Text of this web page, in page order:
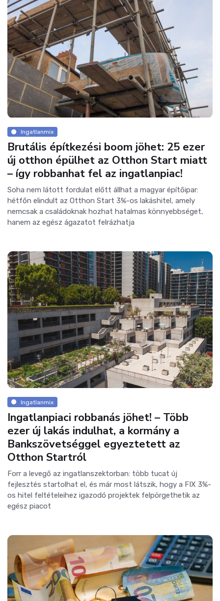
Ingatlanmix
Brutális építkezési boom jöhet: 25 ezer
új otthon épülhet az Otthon Start miatt
– így robbanhat fel az ingatlanpiac!
Soha nem látott fordulat előtt állhat a magyar építőipar:
hétfőn elindult az Otthon Start 3%-os lakáshitel, amely
nemcsak a családoknak hozhat hatalmas könnyebbséget,
hanem az egész ágazatot felrázhatja
Ingatlanmix
Ingatlanpiaci robbanás jöhet! – Több
ezer új lakás indulhat, a kormány a
Bankszövetséggel egyeztetett az
Otthon Startról
Forr a levegő az ingatlanszektorban: több tucat új
fejlesztés startolhat el, és már most látszik, hogy a FIX 3%-
os hitel feltételeihez igazodó projektek felpörgethetik az
egész piacot